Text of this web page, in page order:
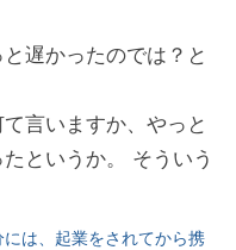
遅かったのでは？と
言いますか、やっと
というか。 そういう
は、起業をされてから携